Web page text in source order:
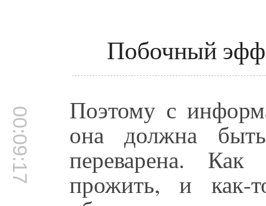
Побочный
00:09:17 Поэтому с
она должна
переварена.
прожить, и как-